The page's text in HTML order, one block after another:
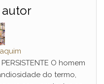
O homem
do termo,